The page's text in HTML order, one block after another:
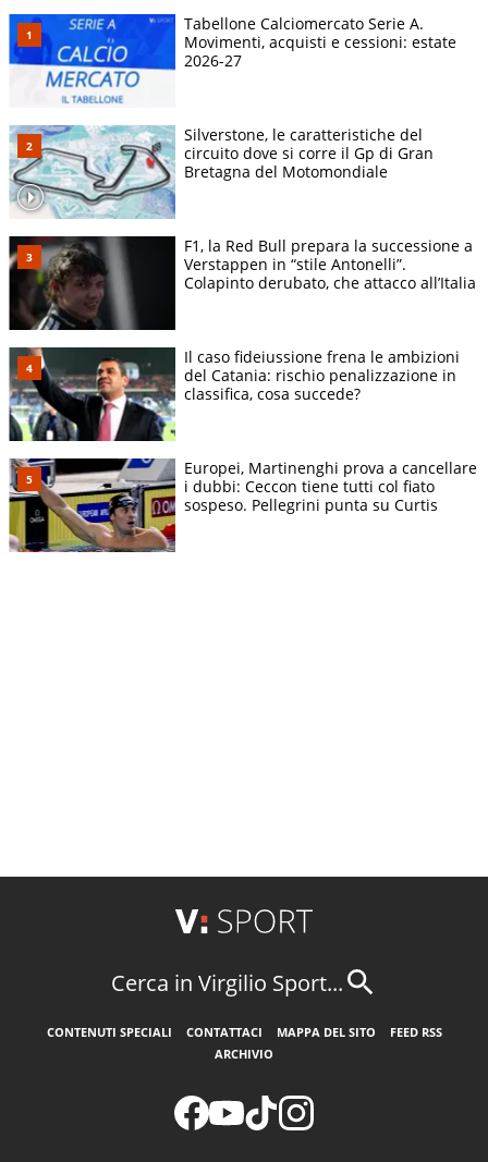
Tabellone Calciomercato Serie A.
Movimenti, acquisti e cessioni: estate
2026-27
Silverstone, le caratteristiche del
circuito dove si corre il Gp di Gran
Bretagna del Motomondiale
F1, la Red Bull prepara la successione a
Verstappen in “stile Antonelli”.
Colapinto derubato, che attacco all’Italia
Il caso fideiussione frena le ambizioni
del Catania: rischio penalizzazione in
classifica, cosa succede?
Europei, Martinenghi prova a cancellare
i dubbi: Ceccon tiene tutti col fiato
sospeso. Pellegrini punta su Curtis
Cerca in Virgilio Sport...
CONTENUTI SPECIALI CONTATTACI MAPPA DEL SITO
FEED RSS
ARCHIVIO